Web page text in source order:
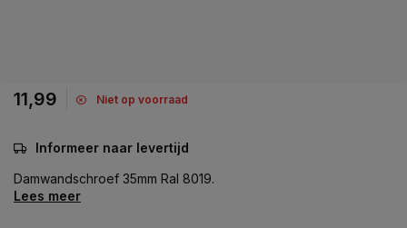
11,99 Niet op voorraad
Informeer naar levertijd
Damwandschroef 35mm Ral 8019.
Lees meer